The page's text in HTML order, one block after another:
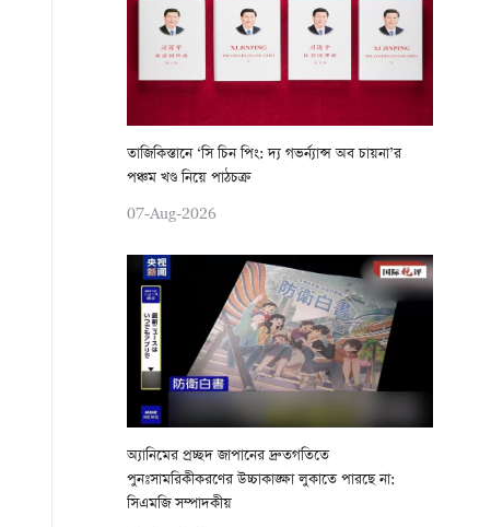
তাজিকিস্তানে ‘সি চিন পিং: দ্য গভর্ন্যান্স অব চায়না’র
পঞ্চম খণ্ড নিয়ে পাঠচক্র
07-Aug-2026
অ্যানিমের প্রচ্ছদ জাপানের দ্রুতগতিতে
পুনঃসামরিকীকরণের উচ্চাকাঙ্ক্ষা লুকাতে পারছে না:
সিএমজি সম্পাদকীয়